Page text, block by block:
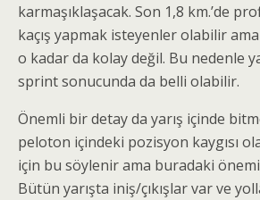
karmaşıklaşacak. Son 1,8 km.’de
kaçış yapmak isteyenler olabilir
o kadar da kolay değil. Bu nedenle
sprint sonucunda da belli olabilir.
Önemli bir detay da yarış içinde
peloton içindeki pozisyon kaygısı
için bu söylenir ama buradaki
Bütün yarışta iniş/çıkışlar var ve